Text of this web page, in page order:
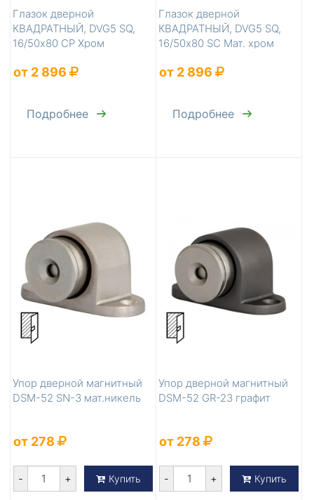
Глазок дверной
КВАДРАТНЫЙ, DVG5 SQ,
16/50х80 СР Хром
от 2 896
Подробнее
Глазок дверной
КВАДРАТНЫЙ, DVG5 SQ,
16/50х80 SC Мат. хром
от 2 896
Подробнее
Упор дверной магнитный
DSM-52 SN-3 мат.никель
от 278
- + Купить
Упор дверной магнитный
DSM-52 GR-23 графит
от 278
- + Купить